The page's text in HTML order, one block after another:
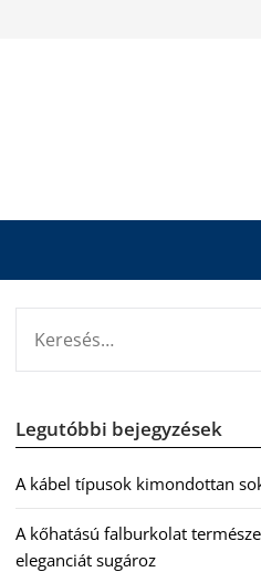
Legutóbbi bejegyzések
A kábel típusok kimondottan
A kőhatású falburkolat
eleganciát sugároz